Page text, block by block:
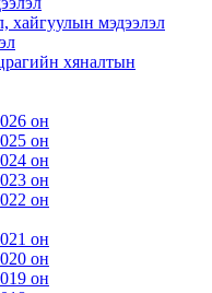
хайгуулын мэдээлэл
хяналтын
он
он
он
он
он
он
он
он